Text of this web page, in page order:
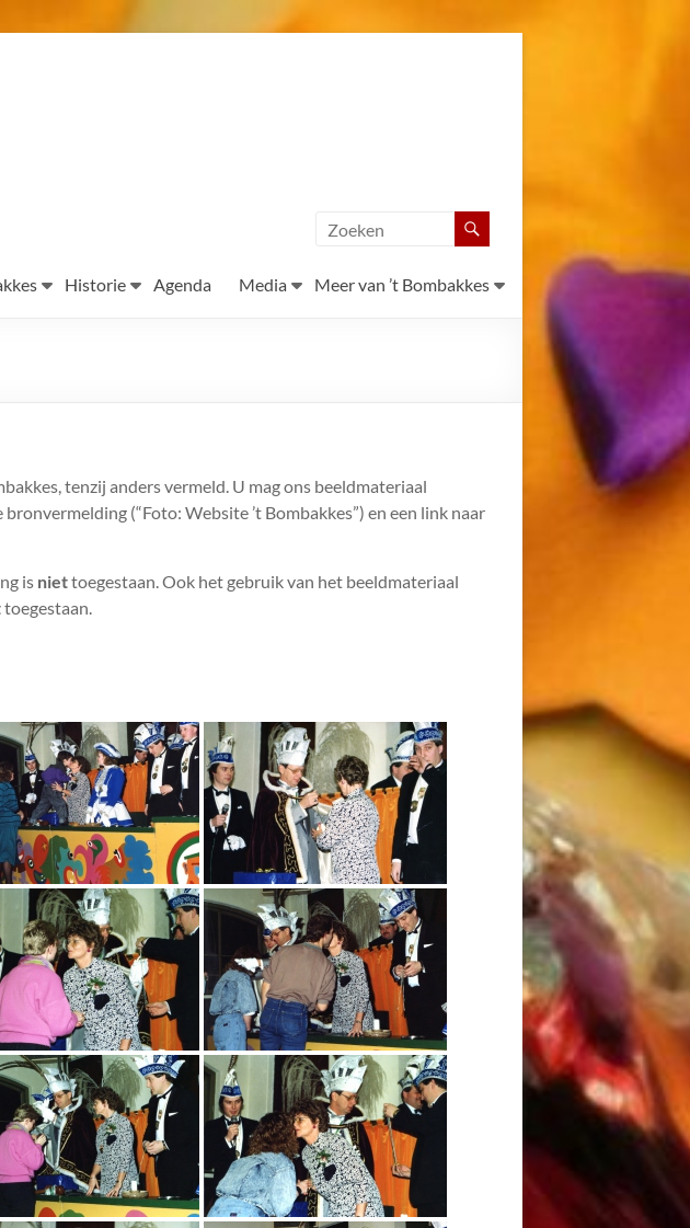
Historie Agenda Media Meer van ’t Bombakkes
tenzij anders vermeld. U mag ons beeldmateriaal
(“Foto: Website ’t Bombakkes”) en een link naar
is niettoegestaan. Ook het gebruik van het beeldmateriaal
toegestaan.